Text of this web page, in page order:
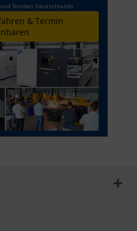
Norden Deutschlands
& Termin